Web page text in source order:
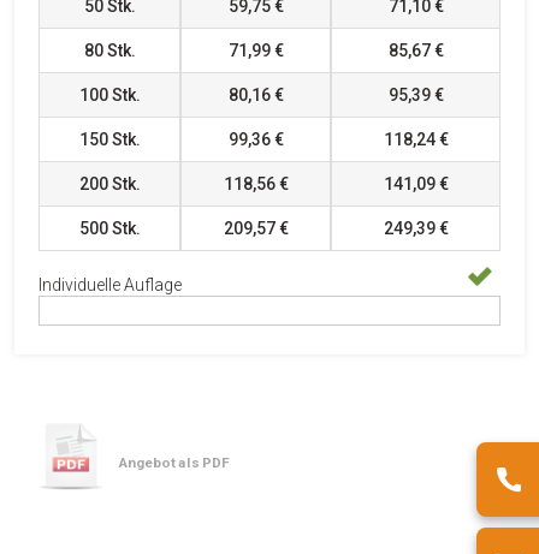
50Stk. 59,75 € 71,10 €
80Stk. 71,99 € 85,67 €
100Stk. 80,16 € 95,39 €
150Stk. 99,36 € 118,24 €
200Stk. 118,56 € 141,09 €
500Stk. 209,57 € 249,39 €
Individuelle Auflage
Angebot als PDF